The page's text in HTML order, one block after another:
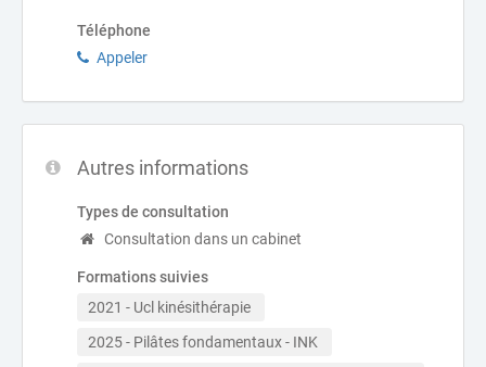
Téléphone
Appeler
Autres informations
Types de consultation
Consultation dans un cabinet
Formations suivies
2021 - Ucl kinésithérapie
2025 - Pilâtes fondamentaux - INK